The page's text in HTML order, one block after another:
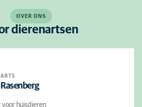
OVER ONS
dierenartsen
huisdieren